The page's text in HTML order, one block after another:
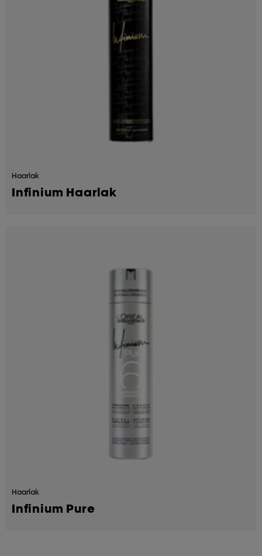
Haarlak
Infinium Haarlak
Haarlak
Infinium Pure